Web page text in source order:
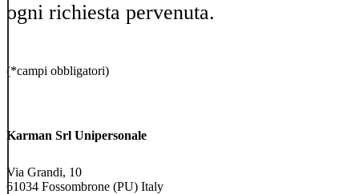
ogni richiesta pervenuta.
(*campi obbligatori)
Karman Srl Unipersonale
Via Grandi, 10
61034 Fossombrone (PU) Italy